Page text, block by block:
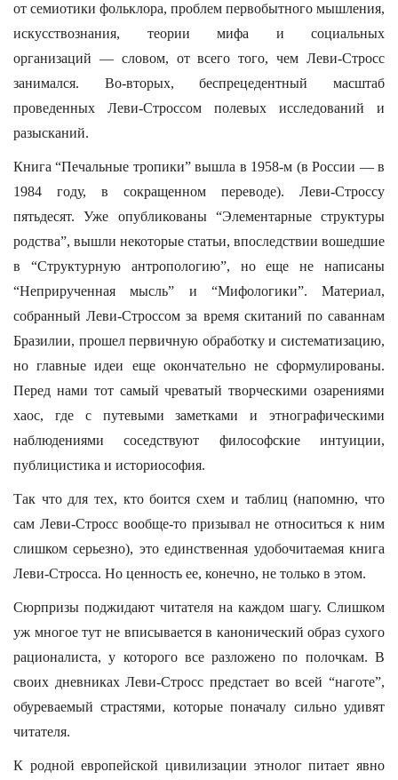
от семиотики фольклора, проблем первобытного мышления,
искусствознания, теории мифа и социальных
организаций — словом, от всего того, чем Леви-Стросс
занимался. Во-вторых, беспрецедентный масштаб
проведенных Леви-Строссом полевых исследований и
разысканий.
Книга “Печальные тропики” вышла в 1958-м (в России — в
1984 году, в сокращенном переводе). Леви-Строссу
пятьдесят. Уже опубликованы “Элементарные структуры
родства”, вышли некоторые статьи, впоследствии вошедшие
в “Структурную антропологию”, но еще не написаны
“Неприрученная мысль” и “Мифологики”. Материал,
собранный Леви-Строссом за время скитаний по саваннам
Бразилии, прошел первичную обработку и систематизацию,
но главные идеи еще окончательно не сформулированы.
Перед нами тот самый чреватый творческими озарениями
хаос, где с путевыми заметками и этнографическими
наблюдениями соседствуют философские интуиции,
публицистика и историософия.
Так что для тех, кто боится схем и таблиц (напомню, что
сам Леви-Стросс вообще-то призывал не относиться к ним
слишком серьезно), это единственная удобочитаемая книга
Леви-Стросса. Но ценность ее, конечно, не только в этом.
Сюрпризы поджидают читателя на каждом шагу. Слишком
уж многое тут не вписывается в канонический образ сухого
рационалиста, у которого все разложено по полочкам. В
своих дневниках Леви-Стросс предстает во всей “наготе”,
обуреваемый страстями, которые поначалу сильно удивят
читателя.
К родной европейской цивилизации этнолог питает явно